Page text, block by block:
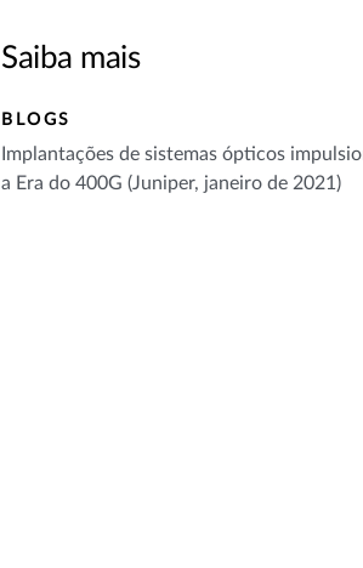
Saiba mais
BLOGS
Implantações de sistemas ópticos
a Era do 400G (Juniper, janeiro de 2021)